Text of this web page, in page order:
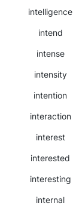
intelligence
intend
intense
intensity
intention
interaction
interest
interested
interesting
internal